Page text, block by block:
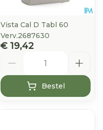
Vista Cal D Tabl 60
Verv.2687630
€ 19,42
Bestel